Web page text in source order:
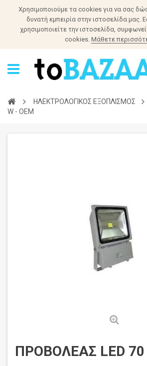
Χρησιμοποιούμε τα cookies για να σας
δυνατή εμπειρία στην ιστοσελίδα μας.
χρησιμοποιείτε την ιστοσελίδα,
cookies. Μάθετε
ΗΛΕΚΤΡΟΛΟΓΙΚΟΣ ΕΞΟΠΛΙΣΜΟΣ
W - ΟΕΜ
ΠΡΟΒΟΛΕΑΣ LED